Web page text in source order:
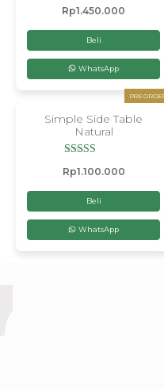
Rp1.450.000
Beli
WhatsApp
PRE
Simple Side Table
Natural
5.00
Rp1.100.000
Beli
WhatsApp